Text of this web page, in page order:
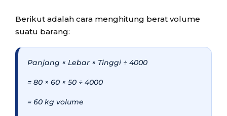
Berikut adalah cara menghitung berat volume
suatu barang:
Panjang × Lebar × Tinggi ÷ 4000
= 80 × 60 × 50 ÷ 4000
= 60 kg volume